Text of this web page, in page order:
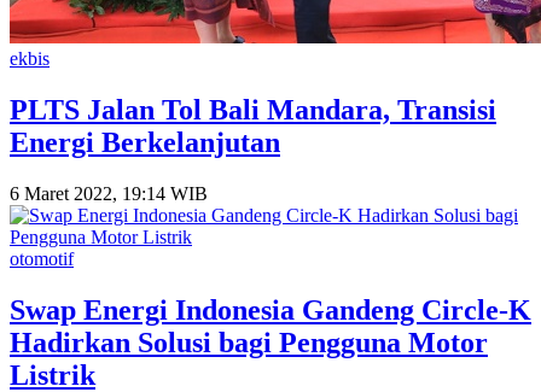
ekbis
PLTS Jalan Tol Bali Mandara, Transisi
Energi Berkelanjutan
6 Maret 2022, 19:14 WIB
otomotif
Swap Energi Indonesia Gandeng Circle-K
Hadirkan Solusi bagi Pengguna Motor
Listrik